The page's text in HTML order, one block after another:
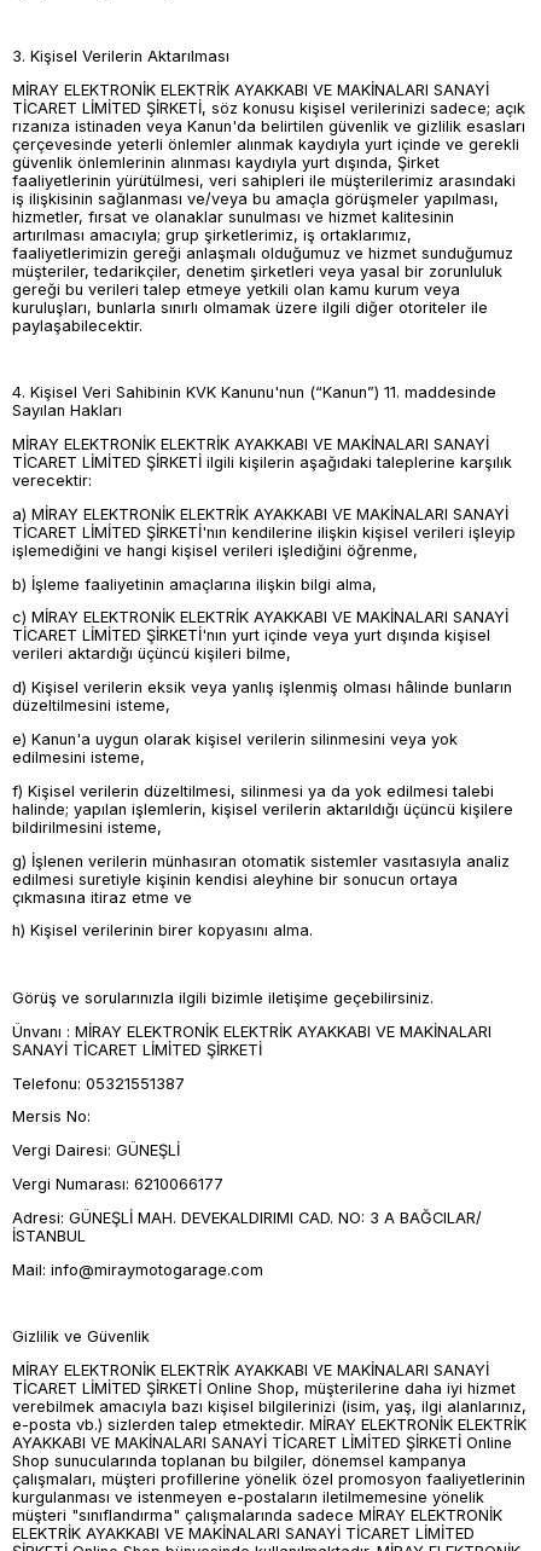
3. Kişisel Verilerin Aktarılması
MİRAY ELEKTRONİK ELEKTRİK AYAKKABI VE MAKİNALARI SANAYİ
TİCARET LİMİTED ŞİRKETİ, söz konusu kişisel verilerinizi sadece; açık
rızanıza istinaden veya Kanun'da belirtilen güvenlik ve gizlilik esasları
çerçevesinde yeterli önlemler alınmak kaydıyla yurt içinde ve gerekli
güvenlik önlemlerinin alınması kaydıyla yurt dışında, Şirket
faaliyetlerinin yürütülmesi, veri sahipleri ile müşterilerimiz arasındaki
iş ilişkisinin sağlanması ve/veya bu amaçla görüşmeler yapılması,
hizmetler, fırsat ve olanaklar sunulması ve hizmet kalitesinin
artırılması amacıyla; grup şirketlerimiz, iş ortaklarımız,
faaliyetlerimizin gereği anlaşmalı olduğumuz ve hizmet sunduğumuz
müşteriler, tedarikçiler, denetim şirketleri veya yasal bir zorunluluk
gereği bu verileri talep etmeye yetkili olan kamu kurum veya
kuruluşları, bunlarla sınırlı olmamak üzere ilgili diğer otoriteler ile
paylaşabilecektir.
4. Kişisel Veri Sahibinin KVK Kanunu'nun (“Kanun”) 11. maddesinde
Sayılan Hakları
MİRAY ELEKTRONİK ELEKTRİK AYAKKABI VE MAKİNALARI SANAYİ
TİCARET LİMİTED ŞİRKETİ ilgili kişilerin aşağıdaki taleplerine karşılık
verecektir:
a) MİRAY ELEKTRONİK ELEKTRİK AYAKKABI VE MAKİNALARI SANAYİ
TİCARET LİMİTED ŞİRKETİ'nın kendilerine ilişkin kişisel verileri işleyip
işlemediğini ve hangi kişisel verileri işlediğini öğrenme,
b) İşleme faaliyetinin amaçlarına ilişkin bilgi alma,
c) MİRAY ELEKTRONİK ELEKTRİK AYAKKABI VE MAKİNALARI SANAYİ
TİCARET LİMİTED ŞİRKETİ'nın yurt içinde veya yurt dışında kişisel
verileri aktardığı üçüncü kişileri bilme,
d) Kişisel verilerin eksik veya yanlış işlenmiş olması hâlinde bunların
düzeltilmesini isteme,
e) Kanun'a uygun olarak kişisel verilerin silinmesini veya yok
edilmesini isteme,
f) Kişisel verilerin düzeltilmesi, silinmesi ya da yok edilmesi talebi
halinde; yapılan işlemlerin, kişisel verilerin aktarıldığı üçüncü kişilere
bildirilmesini isteme,
g) İşlenen verilerin münhasıran otomatik sistemler vasıtasıyla analiz
edilmesi suretiyle kişinin kendisi aleyhine bir sonucun ortaya
çıkmasına itiraz etme ve
h) Kişisel verilerinin birer kopyasını alma.
Görüş ve sorularınızla ilgili bizimle iletişime geçebilirsiniz.
Ünvanı : MİRAY ELEKTRONİK ELEKTRİK AYAKKABI VE MAKİNALARI
SANAYİ TİCARET LİMİTED ŞİRKETİ
Telefonu: 05321551387
Mersis No:
Vergi Dairesi: GÜNEŞLİ
Vergi Numarası: 6210066177
Adresi: GÜNEŞLİ MAH. DEVEKALDIRIMI CAD. NO: 3 A BAĞCILAR/
İSTANBUL
Mail: info@miraymotogarage.com
Gizlilik ve Güvenlik
MİRAY ELEKTRONİK ELEKTRİK AYAKKABI VE MAKİNALARI SANAYİ
TİCARET LİMİTED ŞİRKETİ Online Shop, müşterilerine daha iyi hizmet
verebilmek amacıyla bazı kişisel bilgilerinizi (isim, yaş, ilgi alanlarınız,
e-posta vb.) sizlerden talep etmektedir. MİRAY ELEKTRONİK ELEKTRİK
AYAKKABI VE MAKİNALARI SANAYİ TİCARET LİMİTED ŞİRKETİ Online
Shop sunucularında toplanan bu bilgiler, dönemsel kampanya
çalışmaları, müşteri profillerine yönelik özel promosyon faaliyetlerinin
kurgulanması ve istenmeyen e-postaların iletilmemesine yönelik
müşteri "sınıflandırma" çalışmalarında sadece MİRAY ELEKTRONİK
ELEKTRİK AYAKKABI VE MAKİNALARI SANAYİ TİCARET LİMİTED